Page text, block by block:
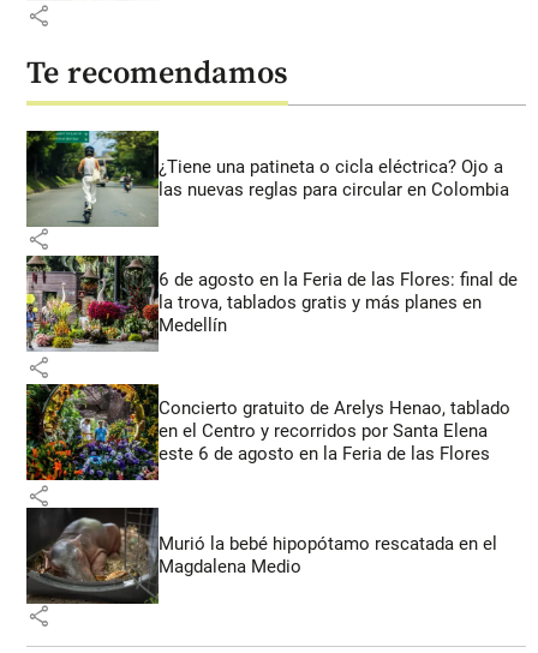
share
Te recomendamos
¿Tiene una patineta o cicla eléctrica? Ojo a
las nuevas reglas para circular en Colombia
share
6 de agosto en la Feria de las Flores: final de
la trova, tablados gratis y más planes en
Medellín
share
Concierto gratuito de Arelys Henao, tablado
en el Centro y recorridos por Santa Elena
este 6 de agosto en la Feria de las Flores
share
Murió la bebé hipopótamo rescatada en el
Magdalena Medio
share